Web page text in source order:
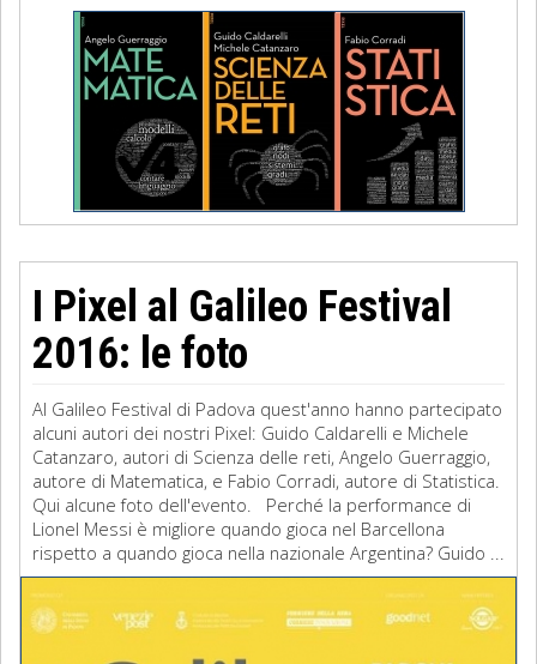
I Pixel al Galileo Festival
2016: le foto
Al Galileo Festival di Padova quest'anno hanno partecipato
alcuni autori dei nostri Pixel: Guido Caldarelli e Michele
Catanzaro, autori di Scienza delle reti, Angelo Guerraggio,
autore di Matematica, e Fabio Corradi, autore di Statistica.
Qui alcune foto dell'evento. Perché la performance di
Lionel Messi è migliore quando gioca nel Barcellona
rispetto a quando gioca nella nazionale Argentina? Guido ...